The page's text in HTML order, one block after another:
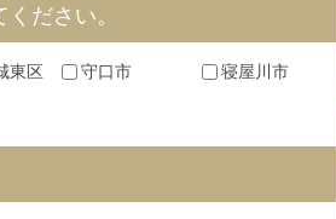
ださい。
東区 守口市
寝屋川市